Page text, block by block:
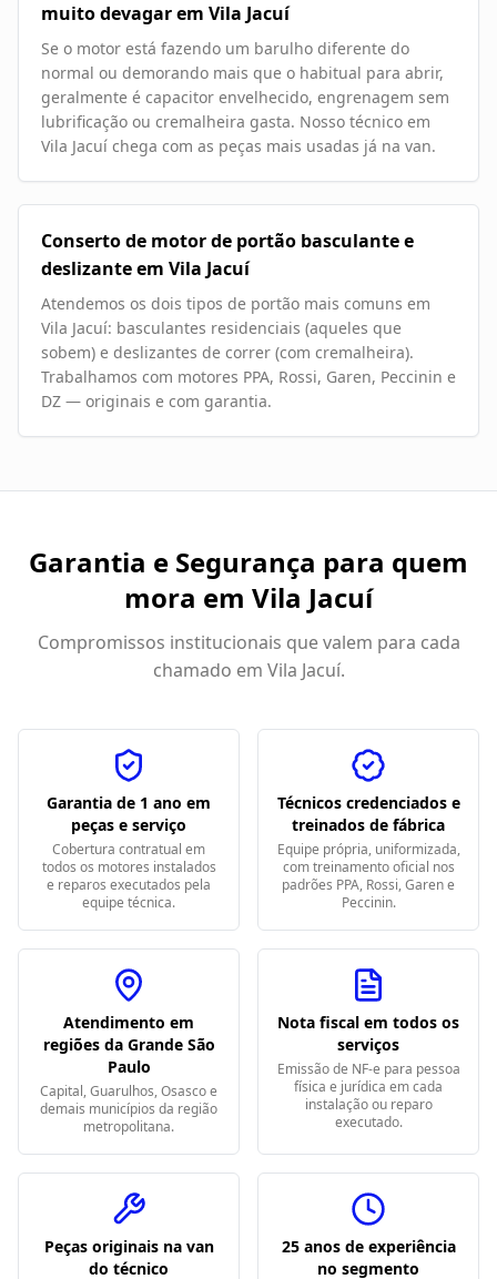
muito devagar em Vila Jacuí
Se o motor está fazendo um barulho diferente do
normal ou demorando mais que o habitual para abrir,
geralmente é capacitor envelhecido, engrenagem sem
lubrificação ou cremalheira gasta. Nosso técnico em
Vila Jacuí chega com as peças mais usadas já na van.
Conserto de motor de portão basculante e
deslizante em Vila Jacuí
Atendemos os dois tipos de portão mais comuns em
Vila Jacuí: basculantes residenciais (aqueles que
sobem) e deslizantes de correr (com cremalheira).
Trabalhamos com motores PPA, Rossi, Garen, Peccinin e
DZ — originais e com garantia.
Garantia e Segurança para quem
mora em Vila Jacuí
Compromissos institucionais que valem para cada
chamado em Vila Jacuí.
Garantia de 1 ano em
peças e serviço
Cobertura contratual em
todos os motores instalados
e reparos executados pela
equipe técnica.
Técnicos credenciados e
treinados de fábrica
Equipe própria, uniformizada,
com treinamento oficial nos
padrões PPA, Rossi, Garen e
Peccinin.
Atendimento em
regiões da Grande São
Paulo
Capital, Guarulhos, Osasco e
demais municípios da região
metropolitana.
Nota fiscal em todos os
serviços
Emissão de NF-e para pessoa
física e jurídica em cada
instalação ou reparo
executado.
Peças originais na van
do técnico
25 anos de experiência
no segmento